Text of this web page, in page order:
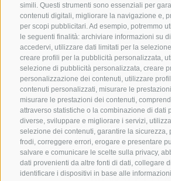
simili. Questi strumenti sono essenziali per
contenuti digitali, migliorare la navigazione e,
per scopi pubblicitari. Ad esempio, potremmo
le seguenti finalità: archiviare informazioni su
accedervi, utilizzare dati limitati per la
creare profili per la pubblicità personalizzata,
selezione di pubblicità personalizzata, creare
personalizzazione dei contenuti, utilizzare
contenuti personalizzati, misurare le
misurare le prestazioni dei contenuti,
attraverso statistiche o la combinazione di dati
diverse, sviluppare e migliorare i servizi,
selezione dei contenuti, garantire la sicurezza,
frodi, correggere errori, erogare e presentare
salvare e comunicare le scelte sulla privacy,
dati provenienti da altre fonti di dati, collegare
identificare i dispositivi in base alle
+39 0472 765325/+39 0472
632372
info@sterzing-